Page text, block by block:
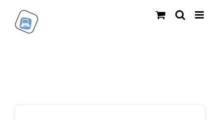
Inhalt
springen